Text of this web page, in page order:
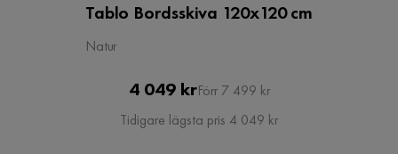
Tablo Bordsskiva 120x120 cm
Natur
Pris
4 049 krOriginal
Pris
Förr 7 499 kr
Tidigare lägsta pris 4 049 kr